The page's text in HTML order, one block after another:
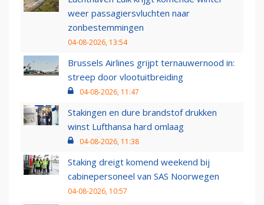
weer passagiersvluchten naar
zonbestemmingen
04-08-2026, 13:54
Brussels Airlines grijpt ternauwernood in:
streep door vlootuitbreiding
04-08-2026, 11:47
Stakingen en dure brandstof drukken
winst Lufthansa hard omlaag
04-08-2026, 11:38
Staking dreigt komend weekend bij
cabinepersoneel van SAS Noorwegen
04-08-2026, 10:57